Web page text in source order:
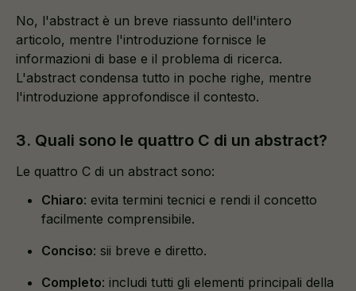
No, l'abstract è un breve riassunto dell'intero
articolo, mentre l'introduzione fornisce le
informazioni di base e il problema di ricerca.
L'abstract condensa tutto in poche righe, mentre
l'introduzione approfondisce il contesto.
3. Quali sono le quattro C di un abstract?
Le quattro C di un abstract sono:
Chiaro: evita termini tecnici e rendi il concetto
facilmente comprensibile.
Conciso: sii breve e diretto.
Completo: includi tutti gli elementi principali della